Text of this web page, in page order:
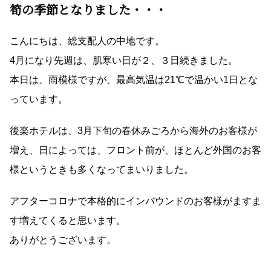
筍の季節となりました・・・
こんにちは、総支配人の中地です。
4月になり先週は、肌寒い日が２、３日続きました。
本日は、雨模様ですが、最高気温は21℃で温かい1日とな
っています。
後楽ホテルは、3月下旬の春休みごろから海外のお客様が
増え、日によっては、フロント前が、ほとんど外国のお客
様というときも多くなってまいりました。
アフターコロナで本格的にインバウンドのお客様がますま
す増えてくると思います。
ありがとうございます。